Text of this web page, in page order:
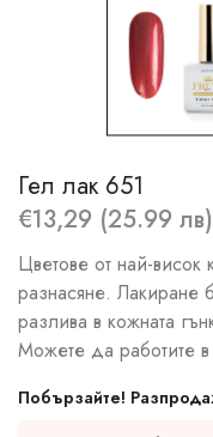
Гел лак 651
€13,29 (25.99 лв)
Цветове от най-
разнасяне. Лакиране
разлива в кожната
Можете да работите
Побързайте!